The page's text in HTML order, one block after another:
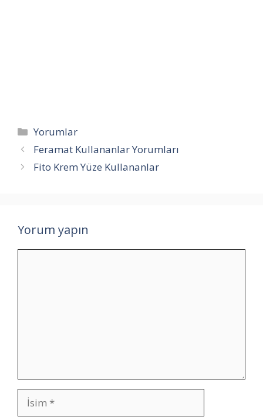
Kategoriler
Yorumlar
Feramat Kullananlar Yorumları
Fito Krem Yüze Kullananlar
Yorum yapın
İsim